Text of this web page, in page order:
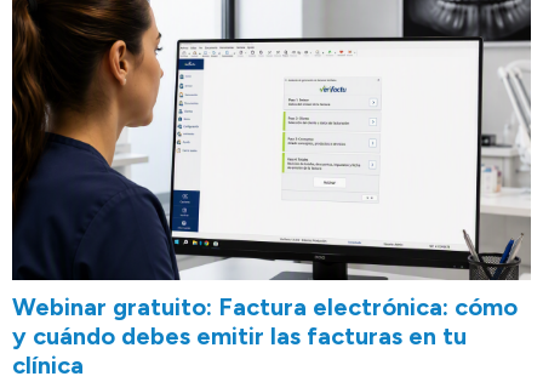
Webinar gratuito: Factura electrónica: cómo
y cuándo debes emitir las facturas en tu
clínica